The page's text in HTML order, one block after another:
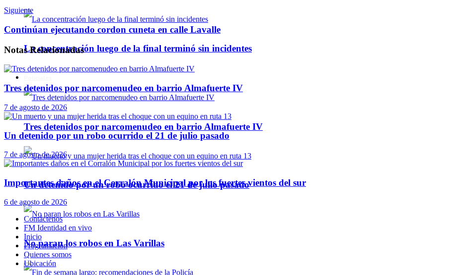
La concentración luego de la final terminó sin incidentes
Tres detenidos por narcomenudeo en barrio Almafuerte IV
Un detenido por un robo ocurrido el 21 de julio pasado
No paran los robos en Las Varillas
Siguiente
Continúan ejecutando cordon cuneta en calle Lavalle
NotasRelacionadas
Tres detenidos por narcomenudeo en barrio Almafuerte IV
7 de agosto de 2026
Un detenido por un robo ocurrido el 21 de julio pasado
7 de agosto de 2026
Importantes daños en el Corralón Municipal por los fuertes vientos del sur
6 de agosto de 2026
Contáctenos
FM Identidad en vivo
Inicio
Programación
Quienes somos
Ubicación